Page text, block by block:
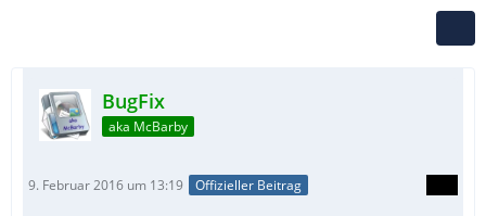
BugFix
aka McBarby
9. Februar 2016 um 13:19 Offizieller Beitrag